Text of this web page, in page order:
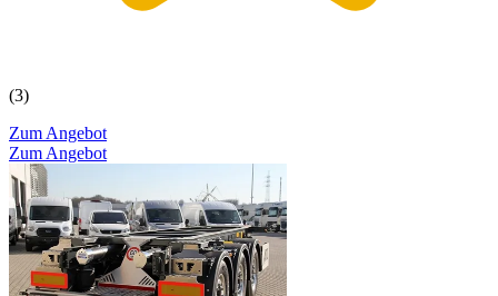
(3)
Zum Angebot
Zum Angebot